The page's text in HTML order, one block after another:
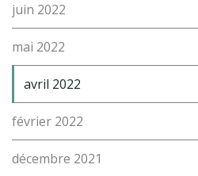
juin 2022
mai 2022
avril 2022
février 2022
décembre 2021